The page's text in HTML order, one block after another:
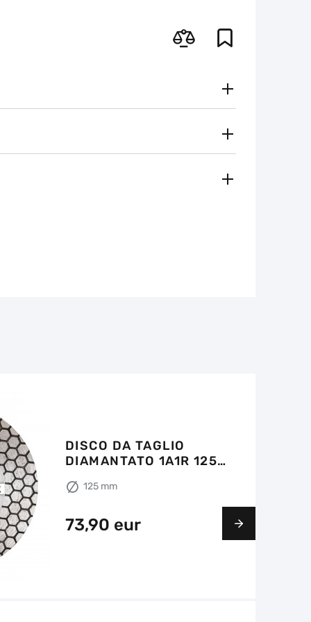
Secondo le tariffe del vettore
contanti)
DISCO DA TAGLIO
DIAMANTATO 1A1R 125
125 mm
73,90 eur